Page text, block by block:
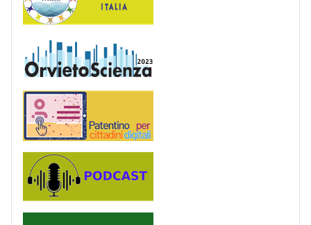
Podcast
PagoinRete